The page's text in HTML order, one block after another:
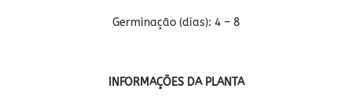
Germinação (dias): 4 – 8
INFORMAÇÕES DA PLANTA